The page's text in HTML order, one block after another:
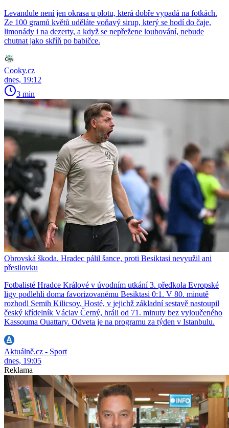
Levandule není jen okrasa u plotu, která dobře vypadá na fotkách.
Ze 100 gramů květů uděláte voňavý sirup, který se hodí do čaje,
limonády i na dezerty, a když se nepřežene louhování, nebude
chutnat jako skříň po babičce.
Cooky.cz
dnes, 19:12
3 min
Obrovská škoda. Hradec pálil šance, proti Besiktasi nevyužil ani
přesilovku
Fotbalisté Hradce Králové v úvodním utkání 3. předkola Evropské
ligy podlehli doma favorizovanému Besiktasi 0:1. V 80. minutě
rozhodl Semih Kilicsoy. Hosté, v jejichž základní sestavě nastoupil
český křídelník Václav Černý, hráli od 71. minuty bez vyloučeného
Kassouma Ouattary. Odveta je na programu za týden v Istanbulu.
Aktuálně.cz - Sport
dnes, 19:05
Reklama